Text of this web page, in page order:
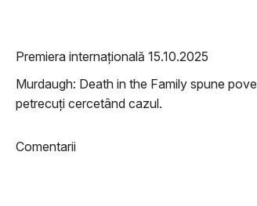
Premiera internațională 15.10.2025
Murdaugh: Death in the Family spune
petrecuți cercetând cazul.
Comentarii